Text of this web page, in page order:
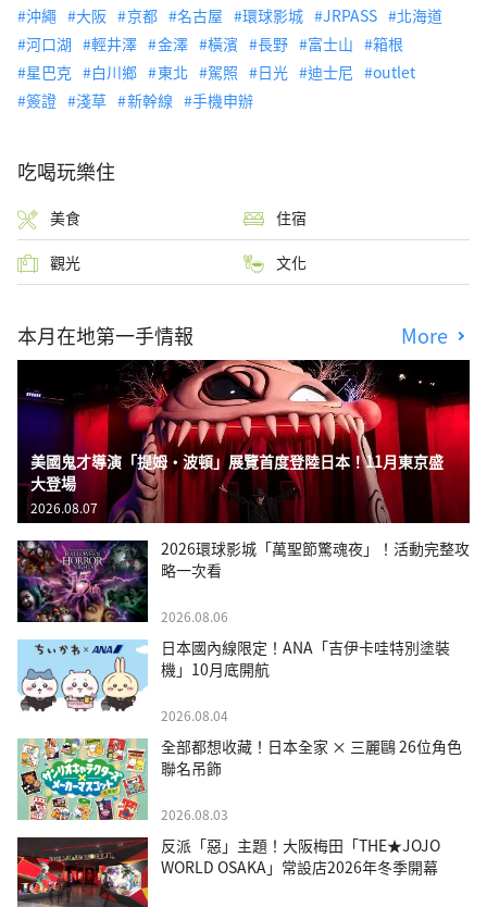
沖繩 大阪 京都 名古屋 環球影城 JRPASS
北海道
河口湖
輕井澤 金澤 橫濱 長野 富士山
箱根
星巴克
白川鄉 東北 駕照 日光 迪士尼
outlet
簽證
淺草 新幹線 手機申辦
吃喝玩樂住
美食 住宿
觀光 文化
本月在地第一手情報 More
美國鬼才導演「提姆・波頓」展覽首度登陸日本！11月東京盛
大登場
2026.08.07
2026環球影城「萬聖節驚魂夜」！活動完整攻
略一次看
2026.08.06
日本國內線限定！ANA「吉伊卡哇特別塗裝
機」10月底開航
2026.08.04
全部都想收藏！日本全家 × 三麗鷗 26位角色
聯名吊飾
2026.08.03
反派「惡」主題！大阪梅田「THE★JOJO
WORLD OSAKA」常設店2026年冬季開幕